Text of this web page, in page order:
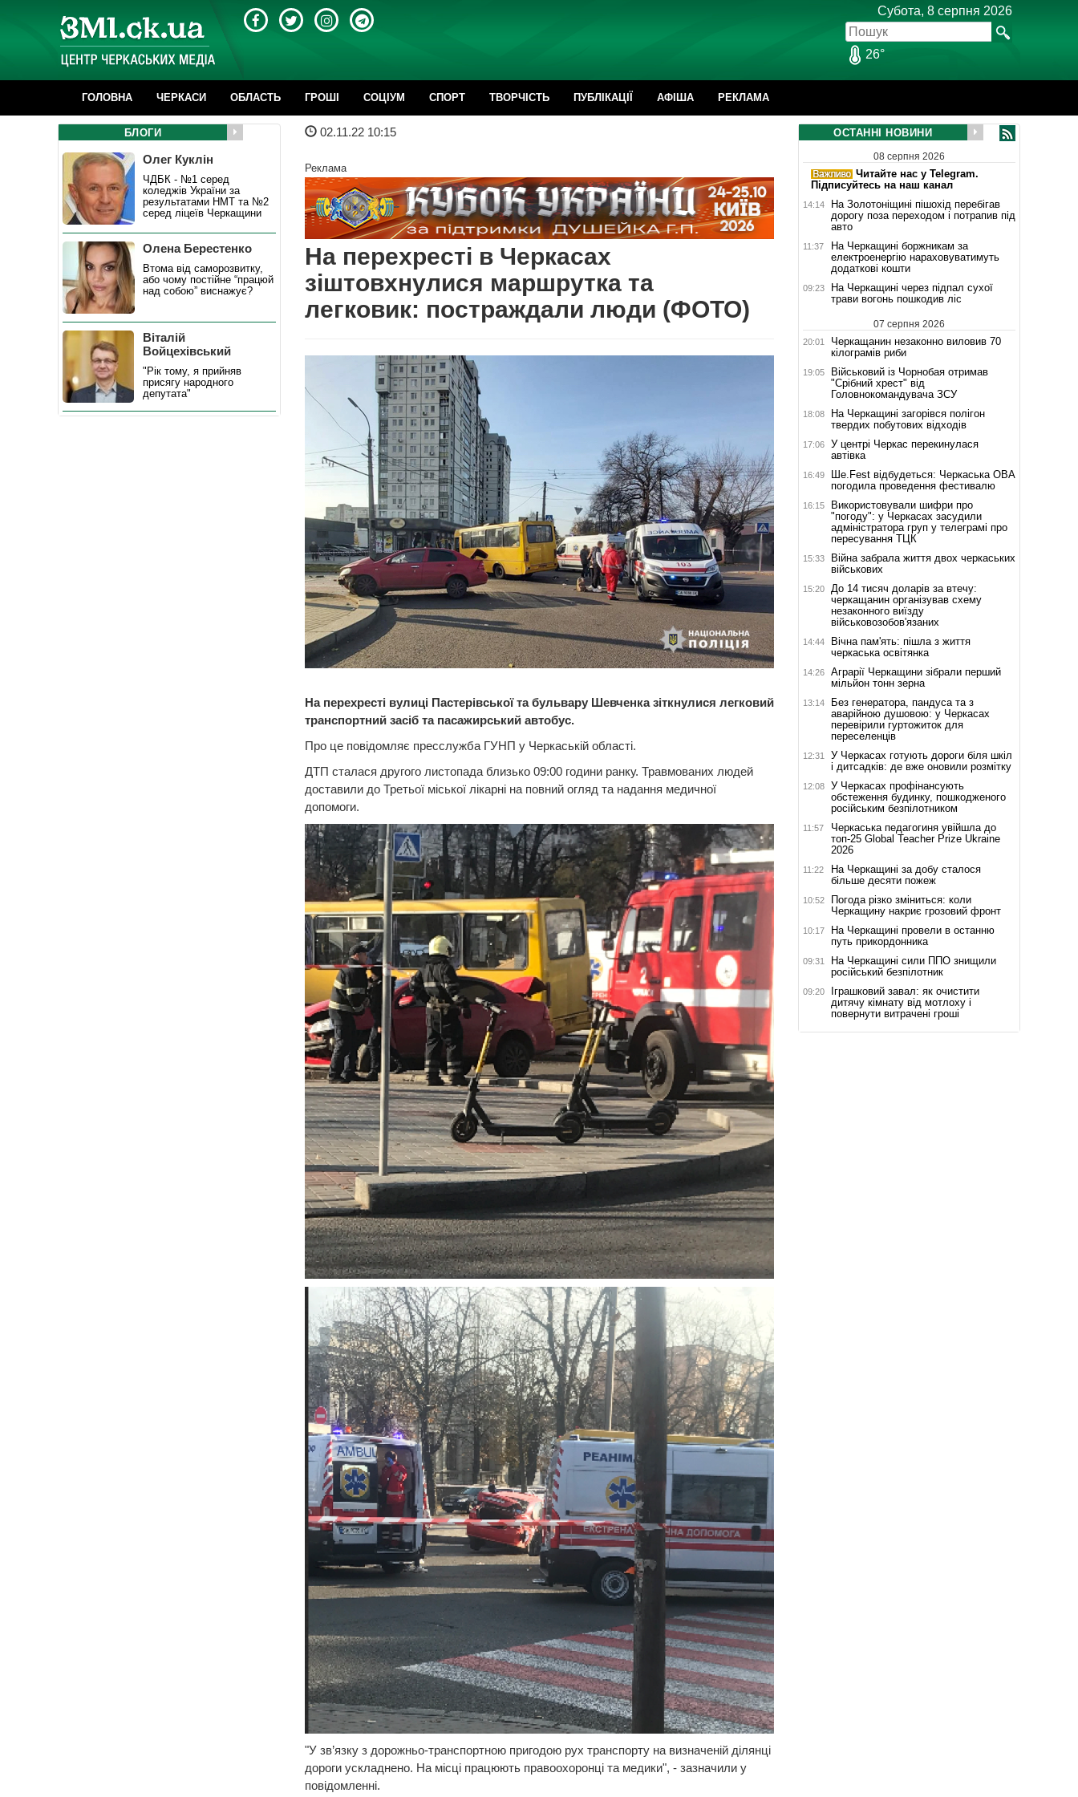
Субота, 8 серпня 2026
26°
ГОЛОВНА ЧЕРКАСИ ОБЛАСТЬ ГРОШІ CОЦІУМ СПОРТ ТВОРЧІСТЬ ПУБЛІКАЦІЇ АФІША РЕКЛАМА
02.11.22 10:15
Реклама
На перехресті в Черкасах
зіштовхнулися маршрутка та
легковик: постраждали люди (ФОТО)
На перехресті вулиці Пастерівської та бульвару Шевченка зіткнулися легковий
транспортний засіб та пасажирський автобус.
Про це повідомляє пресслужба ГУНП у Черкаській області.
ДТП сталася другого листопада близько 09:00 години ранку. Травмованих людей
доставили до Третьої міської лікарні на повний огляд та надання медичної
допомоги.
"У зв’язку з дорожньо-транспортною пригодою рух транспорту на визначеній ділянці
дороги ускладнено. На місці працюють правоохоронці та медики", - зазначили у
повідомленні.
БЛОГИ
Олег Куклін
ЧДБК - №1 серед
коледжів України за
результатами НМТ та №2
серед ліцеїв Черкащини
Олена Берестенко
Втома від саморозвитку,
або чому постійне “працюй
над собою” виснажує?
Віталій
Войцехівський
"Рік тому, я прийняв
присягу народного
депутата"
ОСТАННІ НОВИНИ
08 серпня 2026
Читайте нас у Telegram.
Підписуйтесь на наш канал
14:14
На Золотоніщині пішохід перебігав
дорогу поза переходом і потрапив під
авто
11:37
На Черкащині боржникам за
електроенергію нараховуватимуть
додаткові кошти
09:23
На Черкащині через підпал сухої
трави вогонь пошкодив ліс
07 серпня 2026
20:01
Черкащанин незаконно виловив 70
кілограмів риби
19:05
Військовий із Чорнобая отримав
"Срібний хрест" від
Головнокомандувача ЗСУ
18:08
На Черкащині загорівся полігон
твердих побутових відходів
17:06
У центрі Черкас перекинулася
автівка
16:49
Ше.Fest відбудеться: Черкаська ОВА
погодила проведення фестивалю
16:15
Використовували шифри про
"погоду": у Черкасах засудили
адміністратора груп у телеграмі про
пересування ТЦК
15:33
Війна забрала життя двох черкаських
військових
15:20
До 14 тисяч доларів за втечу:
черкащанин організував схему
незаконного виїзду
військовозобов'язаних
14:44
Вічна пам'ять: пішла з життя
черкаська освітянка
14:26
Аграрії Черкащини зібрали перший
мільйон тонн зерна
13:14
Без генератора, пандуса та з
аварійною душовою: у Черкасах
перевірили гуртожиток для
переселенців
12:31
У Черкасах готують дороги біля шкіл
і дитсадків: де вже оновили розмітку
12:08
У Черкасах профінансують
обстеження будинку, пошкодженого
російським безпілотником
11:57
Черкаська педагогиня увійшла до
топ-25 Global Teacher Prize Ukraine
2026
11:22
На Черкащині за добу сталося
більше десяти пожеж
10:52
Погода різко зміниться: коли
Черкащину накриє грозовий фронт
10:17
На Черкащині провели в останню
путь прикордонника
09:31
На Черкащині сили ППО знищили
російський безпілотник
09:20
Іграшковий завал: як очистити
дитячу кімнату від мотлоху і
повернути витрачені гроші